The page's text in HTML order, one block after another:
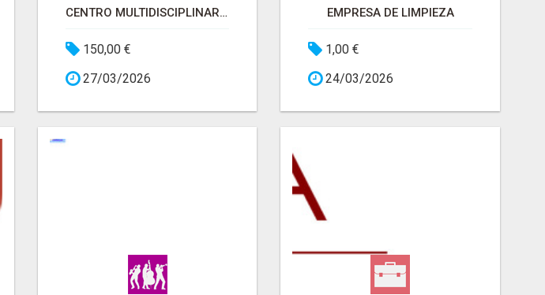
CENTRO MULTIDISCIPLINAR INPSIKO
150,00 €
27/03/2026
EMPRESA DE LIMPIEZA
1,00 €
24/03/2026